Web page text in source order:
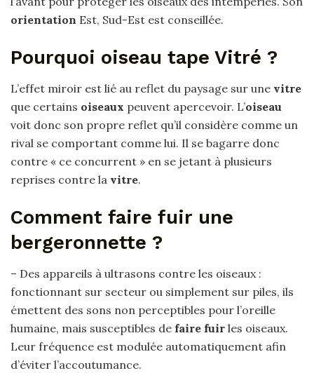
orientation Est, Sud-Est est conseillée.
Pourquoi oiseau tape Vitré ?
L’effet miroir est lié au reflet du paysage sur une vitre
que certains oiseaux peuvent apercevoir. L’oiseau
voit donc son propre reflet qu’il considère comme un
rival se comportant comme lui. Il se bagarre donc
contre « ce concurrent » en se jetant à plusieurs
reprises contre la vitre.
Comment faire fuir une
bergeronnette ?
– Des appareils à ultrasons contre les oiseaux :
fonctionnant sur secteur ou simplement sur piles, ils
émettent des sons non perceptibles pour l’oreille
humaine, mais susceptibles de faire fuir les oiseaux.
Leur fréquence est modulée automatiquement afin
d’éviter l’accoutumance.